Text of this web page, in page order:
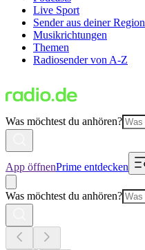
Live Sport
Sender aus deiner Region
Musikrichtungen
Themen
Radiosender von A-Z
Was möchtest du anhören?
App öffnenPrime entdecken
Was möchtest du anhören?